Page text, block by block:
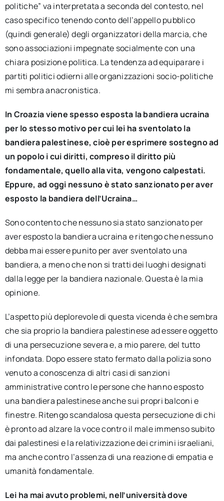
politiche” va interpretata a seconda del contesto, nel
caso specifico tenendo conto dell’appello pubblico
(quindi generale) degli organizzatori della marcia, che
sono associazioni impegnate socialmente con una
chiara posizione politica. La tendenza ad equiparare i
partiti politici odierni alle organizzazioni socio-politiche
mi sembra anacronistica.
In Croazia viene spesso esposta la bandiera ucraina
per lo stesso motivo per cui lei ha sventolato la
bandiera palestinese, cioè per esprimere sostegno ad
un popolo i cuidiritti, compreso il diritto più
fondamentale, quello alla vita, vengono calpestati.
Eppure, ad oggi nessuno è stato sanzionato per aver
esposto la bandiera dell’Ucraina…
Sono contento che nessuno sia stato sanzionato per
aver esposto la bandiera ucraina e ritengo che nessuno
debba mai essere punito per aver sventolato una
bandiera, a meno che non si tratti dei luoghi designati
dalla legge per la bandiera nazionale. Questa è la mia
opinione.
L’aspetto più deplorevole di questa vicenda è che sembra
che sia proprio la bandiera palestinese ad essere oggetto
di una persecuzione severa e, a mio parere, del tutto
infondata. Dopo essere stato fermato dalla polizia sono
venuto a conoscenza di altri casi di sanzioni
amministrative contro le persone che hanno esposto
una bandiera palestinese anche sui propri balconi e
finestre. Ritengo scandalosa questa persecuzione di chi
è pronto ad alzare la voce contro il male immenso subito
dai palestinesi e la relativizzazione dei crimini israeliani,
ma anche contro l’assenza di una reazione di empatia e
umanità fondamentale.
Lei ha mai avuto problemi, nell’universitàdove